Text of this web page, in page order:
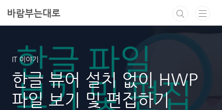
바람부는대로
IT 이야기
한글 뷰어 설치 없이 HWP
파일 보기 및 편집하기